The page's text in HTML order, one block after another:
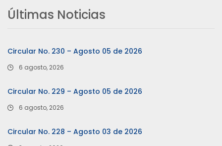
Últimas Noticias
Circular No. 230 – Agosto 05 de 2026
6 agosto, 2026
Circular No. 229 – Agosto 05 de 2026
6 agosto, 2026
Circular No. 228 – Agosto 03 de 2026